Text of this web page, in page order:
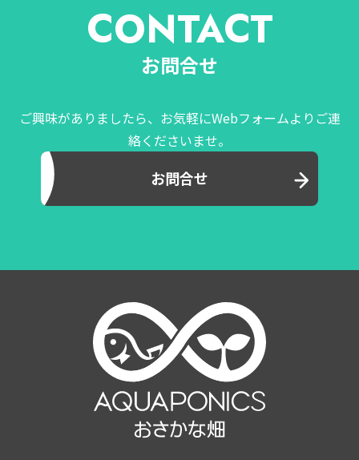
CONTACT
お問合せ
ご興味がありましたら、お気軽にWebフォームよりご連
絡くださいませ。
お問合せ